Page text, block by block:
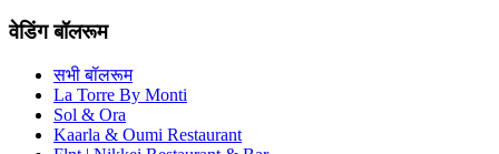
वेडिंग बॉलरूम
सभी बॉलरूम
La Torre By Monti
Sol & Ora
Kaarla & Oumi Restaurant